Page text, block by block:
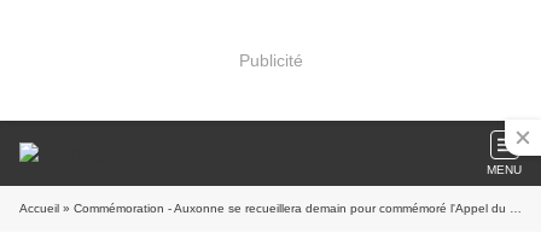
Publicité
MENU
Accueil » Commémoration - Auxonne se recueillera demain pour commémoré l'Appel du Général de Gaulle lancé le 18 Juin 1940.